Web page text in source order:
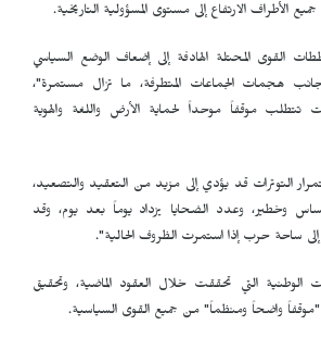
الأطراف الارتفاع إلى مستوى المسؤولية التاريخية.
القوى المحتلة الهادفة إلى إضعاف الوضع السياسي
جانب هجمات الجماعات المتطرفة، ما تزال مستمرة"،
موقفاً موحداً لحماية الأرض واللغة والهوية
التوترات قد يؤدي إلى مزيد من التعقيد والتصعيد،
وخطير، وعدد الضحايا يزداد يوماً بعد يوم، وقد
ساحة حرب إذا استمرت الظروف الحالية".
الوطنية التي تحققت خلال العقود الماضية، وتحقيق
"موقفاً واضحاً ومنظماً" من جميع القوى السياسية.